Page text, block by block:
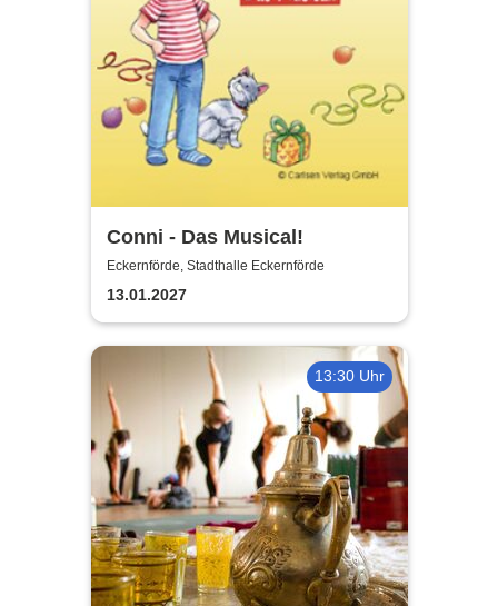
Conni - Das Musical!
Eckernförde, Stadthalle Eckernförde
13.01.2027
13:30 Uhr